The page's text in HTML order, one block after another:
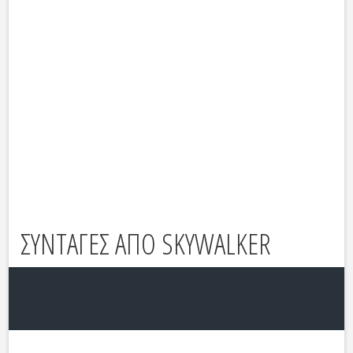
ΣΥΝΤΑΓΕΣ ΑΠΟ SKYWALKER